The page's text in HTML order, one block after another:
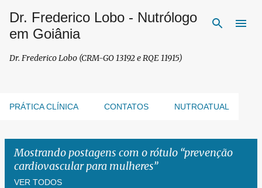
Pular para o conteúdo principal
Dr. Frederico Lobo - Nutrólogo
em Goiânia
Dr. Frederico Lobo (CRM-GO 13192 e RQE 11915)
PRÁTICA CLÍNICA CONTATOS NUTROATUAL
Mostrando postagens com o rótulo prevenção
cardiovascular para mulheres
VER TODOS